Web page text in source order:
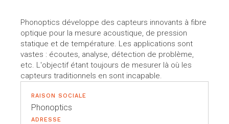
Phonoptics développe des capteurs innovants à fibre
optique pour la mesure acoustique, de pression
statique et de température. Les applications sont
vastes : écoutes, analyse, détection de problème,
etc. L'objectif étant toujours de mesurer là où les
capteurs traditionnels en sont incapable.
RAISON SOCIALE
Phonoptics
ADRESSE